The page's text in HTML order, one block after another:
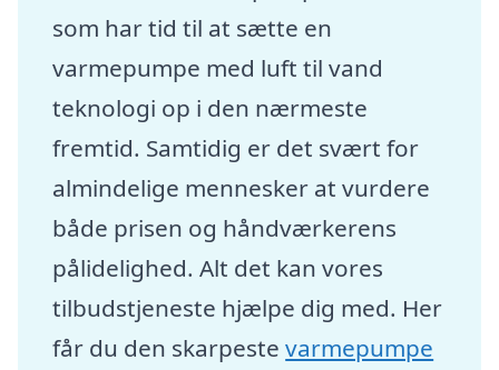
som har tid til at sætte en
varmepumpe med luft til vand
teknologi op i den nærmeste
fremtid. Samtidig er det svært for
almindelige mennesker at vurdere
både prisen og håndværkerens
pålidelighed. Alt det kan vores
tilbudstjeneste hjælpe dig med. Her
får du den skarpestevarmepumpe